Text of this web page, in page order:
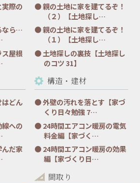
際の
なら…
ス屋根
親の土地に家を建てるぞ！
（２）【土地探し…
親の土地に家を建てるぞ！
（１）【土地探し…
土地探しの裏技【土地探し
のコツ 31】
どん
への
だ家
構造・建材
外壁の汚れを落とす【家づ
くり日々勉強 7…
24時間エアコン暖房の電気
料金編【家づく…
24時間エアコン暖房の効果
編【家づくり日…
間取り